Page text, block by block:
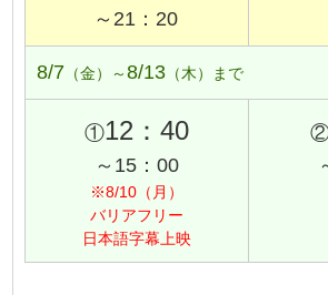
～21：20
8/7 （金）～8/13 （木）まで
①12：40
～15：00
※8/10（月）
バリアフリー
日本語字幕上映